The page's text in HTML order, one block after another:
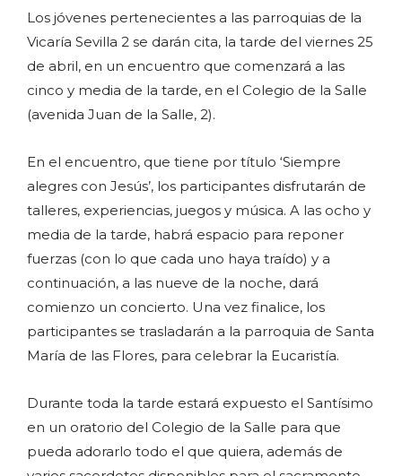
Los jóvenes pertenecientes a las parroquias de la
Vicaría Sevilla 2 se darán cita, la tarde del viernes 25
de abril, en un encuentro que comenzará a las
cinco y media de la tarde, en el Colegio de la Salle
(avenida Juan de la Salle, 2).
En el encuentro, que tiene por título ‘Siempre
alegres con Jesús’, los participantes disfrutarán de
talleres, experiencias, juegos y música. A las ocho y
media de la tarde, habrá espacio para reponer
fuerzas (con lo que cada uno haya traído) y a
continuación, a las nueve de la noche, dará
comienzo un concierto. Una vez finalice, los
participantes se trasladarán a la parroquia de Santa
María de las Flores, para celebrar la Eucaristía.
Durante toda la tarde estará expuesto el Santísimo
en un oratorio del Colegio de la Salle para que
pueda adorarlo todo el que quiera, además de